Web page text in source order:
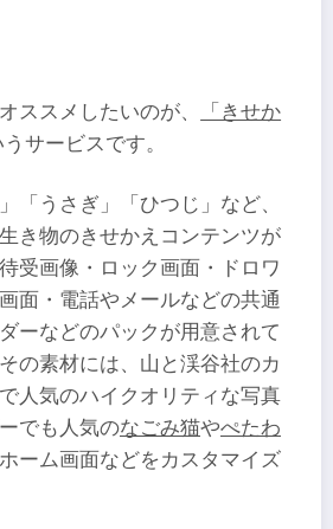
ススメしたいのが、
「きせか
うサービスです。
「うさぎ」「ひつじ」など、
き物のきせかえコンテンツが
受画像・ロック画面・ドロワ
面・電話やメールなどの共通
ーなどのパックが用意されて
の素材には、山と渓谷社のカ
人気のハイクオリティな写真
でも人気のなごみ猫やぺたわ
ーム画面などをカスタマイズ